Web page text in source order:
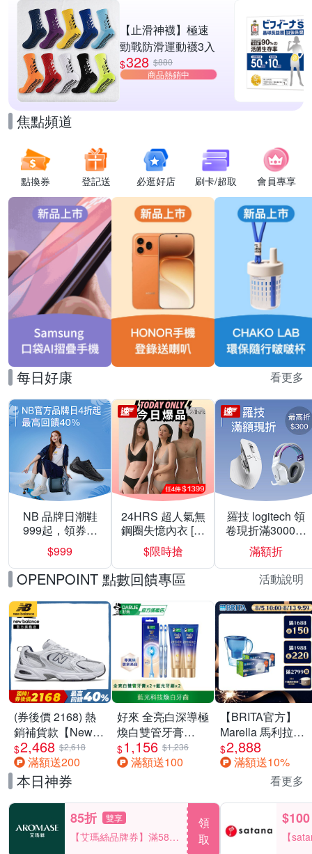
【止滑神襪】極速
勁戰防滑運動襪3入
$328 $880
商品熱銷中
焦點頻道
點換券 登記送 必逛好店 刷卡/超取 會員專享
每日好康 看更多
NB 品牌日潮鞋
999起，領券折
上折 最高回饋
40%
$999
24HRS 超人氣無
鋼圈失憶內衣 [熱
銷好評]
$限時搶
羅技 logitech 領
卷現折滿3000折
300
滿額折
OPENPOINT 點數回饋專區 活動說明
(券後價 2168) 熱
銷補貨款【New
Balance】復古運
動鞋_中性_白銀
_MR530SG-D楦
$2,468 $2,618
滿額送200
好來 全亮白深導極
煥白雙管牙膏
100gx2+全亮白深
導藍光牙刷x2
$1,156 $1,236
滿額送100
【BRITA官方】
Marella 馬利拉濾
水壺藍
3.5L+MXPRO12
入去水垢濾芯(共
$2,888
滿額送10%
本日神券 看更多
85折 雙享
【艾瑪絲品牌券】滿580
享85折！
領
取
$100
【
一件